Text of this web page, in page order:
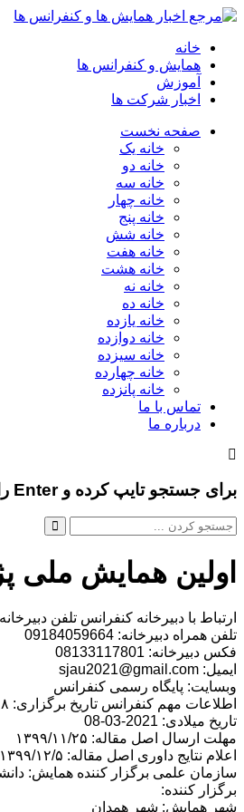
خانه
همایش و کنفرانس ها
آموزش
اخبار شرکت ها
صفحه نخست
خانه یک
خانه دو
خانه سه
خانه چهار
خانه پنج
خانه شش
خانه هفت
خانه هشت
خانه نه
خانه ده
خانه یازده
خانه دوازده
خانه سیزده
خانه چهارده
خانه پانزده
تماس با ما
درباره ما
برای جستجو تایپ کرده و Enter را بزنید
اولین همایش ملی
ارتباط با دبیرخانه کنفرانس تلفن
تلفن همراه دبیرخانه: 09184059664
فکس دبیرخانه: 08133117801
ایمیل: sjau2021@gmail.com
وبسایت: پایگاه رسمی کنفرانس
اطلاعات مهم کنفرانس تاریخ برگزاری: ۱۸ اسفند ۱۳۹۹
تاریخ میلادی: 2021-03-08
مهلت ارسال اصل مقاله: ۱۳۹۹/۱۱/۲۵
اعلام نتایج داوری اصل مقاله: ۱۳۹۹/۱۲/۵
سازمان علمی برگزار کننده همایش:
برگزار کننده:
شهر همایش: شهر همدان